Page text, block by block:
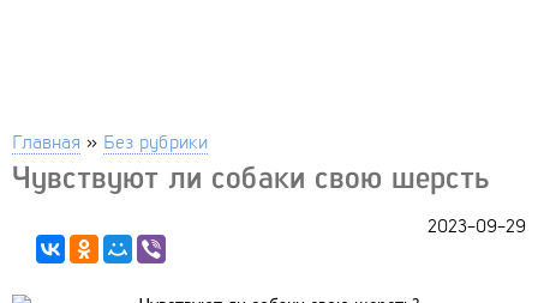
Главная » Без рубрики
Чувствуют ли собаки свою шерсть
2023-09-29